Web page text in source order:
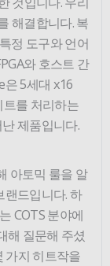
해결합니다. 복
정 도구와 언어
와 호스트 간
5세대 x16
트를 처리하는
제품입니다.
아토믹 룰을 알
랜드입니다. 하
COTS 분야에
해 질문해 주셨
가지 히트작을